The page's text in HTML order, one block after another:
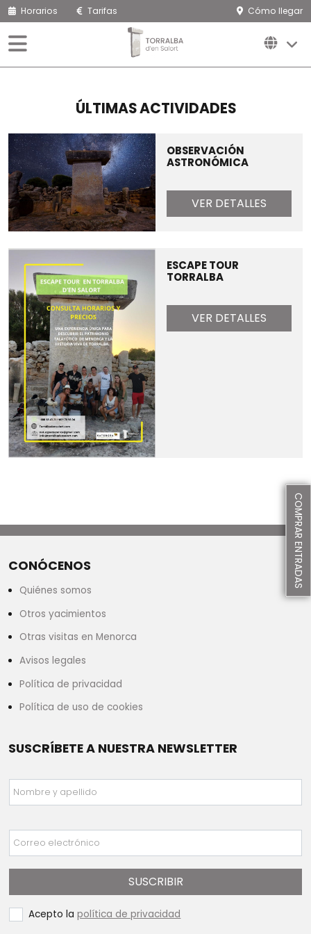
Horarios Tarifas Cómo llegar
ÚLTIMAS ACTIVIDADES
OBSERVACIÓN
ASTRONÓMICA
VER DETALLES
ESCAPE TOUR
TORRALBA
VER DETALLES
COMPRAR ENTRADAS
CONÓCENOS
Quiénes somos
Otros yacimientos
Otras visitas en Menorca
Avisos legales
Política de privacidad
Política de uso de cookies
SUSCRÍBETE A NUESTRA NEWSLETTER
Nombre y apellido
Correo electrónico
SUSCRIBIR
Acepto lapolítica de privacidad